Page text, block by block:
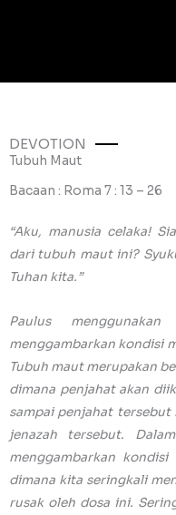
DEVOTION
Tubuh Maut
Bacaan : Roma 7 : 13 – 26
“Aku, manusia celaka!
dari tubuh maut ini?
Tuhan kita.”
Paulus
menggambarkan kondisi
Tubuh maut merupakan
dimana penjahat akan
sampai penjahat
jenazah tersebut.
menggambarkan
dimana kita seringkali
rusak oleh dosa ini.